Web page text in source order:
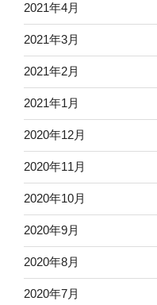
2021年4月
2021年3月
2021年2月
2021年1月
2020年12月
2020年11月
2020年10月
2020年9月
2020年8月
2020年7月